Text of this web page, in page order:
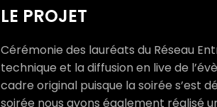
LE PROJET
Cérémonie des lauréats du Réseau
technique et la diffusion en live de
cadre original puisque la soirée s’est
soirée nous avons également réalisé